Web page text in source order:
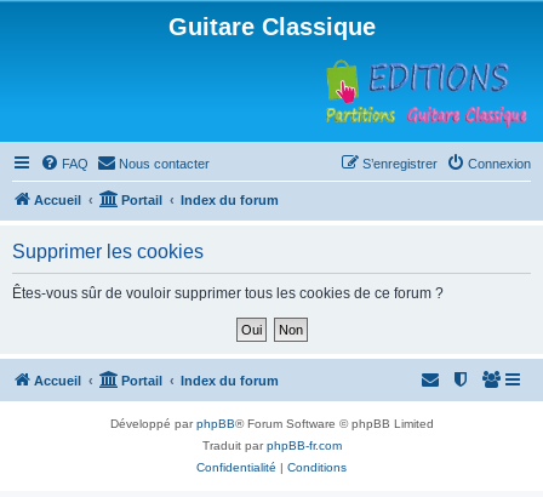
Guitare Classique
FAQ Nous contacter Connexion
S’enregistrer
Accueil Portail Index du forum
Supprimer les cookies
Êtes-vous sûr de vouloir supprimer tous les cookies de ce forum ?
Accueil Portail Index du forum
Développé parphpBB® Forum Software © phpBB Limited
Traduit parphpBB-fr.com
Confidentialité | Conditions